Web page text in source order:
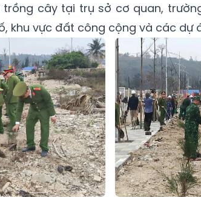
cây tại trụ sở cơ quan,
khu vực đất công cộng và các dự